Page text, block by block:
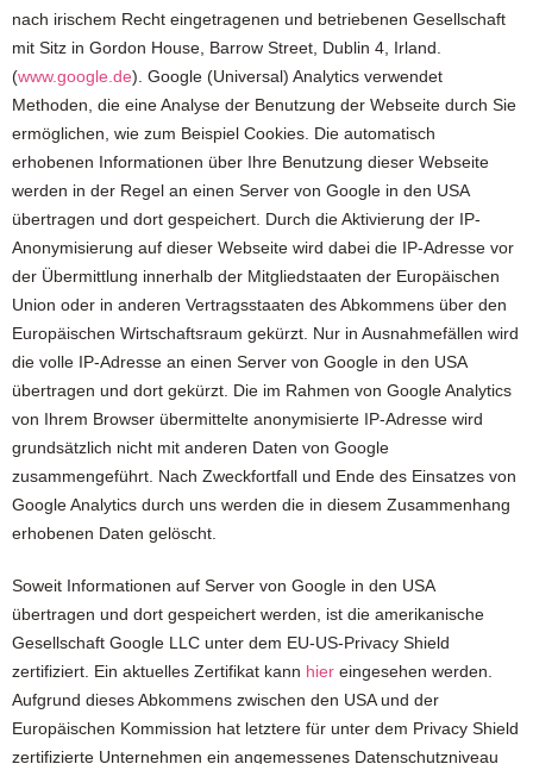
nach irischem Recht eingetragenen und betriebenen Gesellschaft
mit Sitz in Gordon House, Barrow Street, Dublin 4, Irland.
(www.google.de). Google (Universal) Analytics verwendet
Methoden, die eine Analyse der Benutzung der Webseite durch Sie
ermöglichen, wie zum Beispiel Cookies. Die automatisch
erhobenen Informationen über Ihre Benutzung dieser Webseite
werden in der Regel an einen Server von Google in den USA
übertragen und dort gespeichert. Durch die Aktivierung der IP-
Anonymisierung auf dieser Webseite wird dabei die IP-Adresse vor
der Übermittlung innerhalb der Mitgliedstaaten der Europäischen
Union oder in anderen Vertragsstaaten des Abkommens über den
Europäischen Wirtschaftsraum gekürzt. Nur in Ausnahmefällen wird
die volle IP-Adresse an einen Server von Google in den USA
übertragen und dort gekürzt. Die im Rahmen von Google Analytics
von Ihrem Browser übermittelte anonymisierte IP-Adresse wird
grundsätzlich nicht mit anderen Daten von Google
zusammengeführt. Nach Zweckfortfall und Ende des Einsatzes von
Google Analytics durch uns werden die in diesem Zusammenhang
erhobenen Daten gelöscht.
Soweit Informationen auf Server von Google in den USA
übertragen und dort gespeichert werden, ist die amerikanische
Gesellschaft Google LLC unter dem EU-US-Privacy Shield
zertifiziert. Ein aktuelles Zertifikat kann hier eingesehen werden.
Aufgrund dieses Abkommens zwischen den USA und der
Europäischen Kommission hat letztere für unter dem Privacy Shield
zertifizierte Unternehmen ein angemessenes Datenschutzniveau